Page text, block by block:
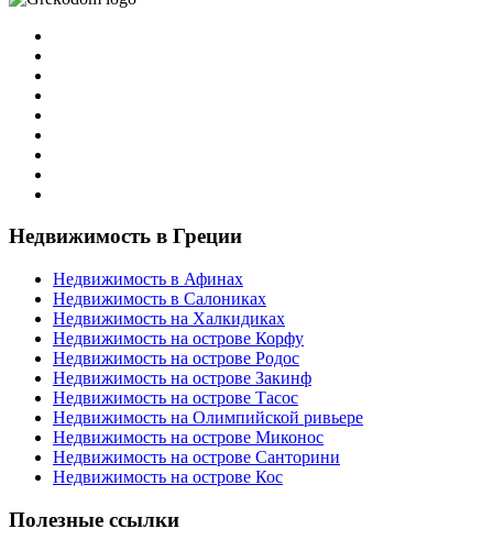
Недвижимость в Греции
Недвижимость в Афинах
Недвижимость в Салониках
Недвижимость на Халкидиках
Недвижимость на острове Корфу
Недвижимость на острове Родос
Недвижимость на острове Закинф
Недвижимость на острове Тасос
Недвижимость на Олимпийской ривьере
Недвижимость на острове Миконос
Недвижимость на острове Санторини
Недвижимость на острове Кос
Полезные ссылки